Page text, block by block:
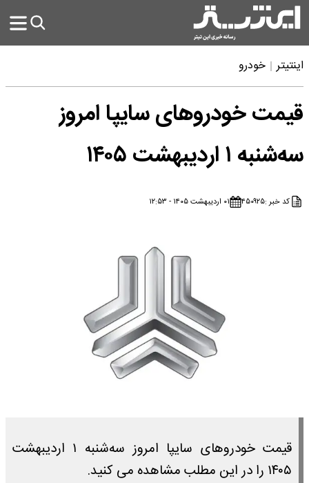
اینتیتر خودرو
قیمت خودرو‌های سایپا امروز
سه‌شنبه ۱ اردیبهشت ۱۴۰۵
کد خبر :۴۵۰۹۲۵ ۰۱ اردیبهشت ۱۴۰۵ - ۱۲:۵۳
قیمت خودرو‌های سایپا امروز سه‌شنبه ۱ اردیبهشت
۱۴۰۵ را در این مطلب مشاهده می کنید.